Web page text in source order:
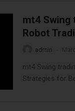
mt4 Swing
Robot
admin
mt4 Swing
Strategies for